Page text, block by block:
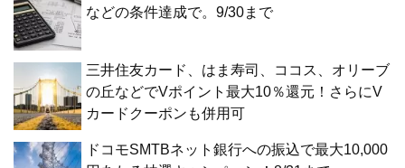
などの条件達成で。9/30まで
三井住友カード、はま寿司、ココス、オリーブ
の丘などでVポイント最大10％還元！さらにV
カードクーポンも併用可
ドコモSMTBネット銀行への振込で最大10,000